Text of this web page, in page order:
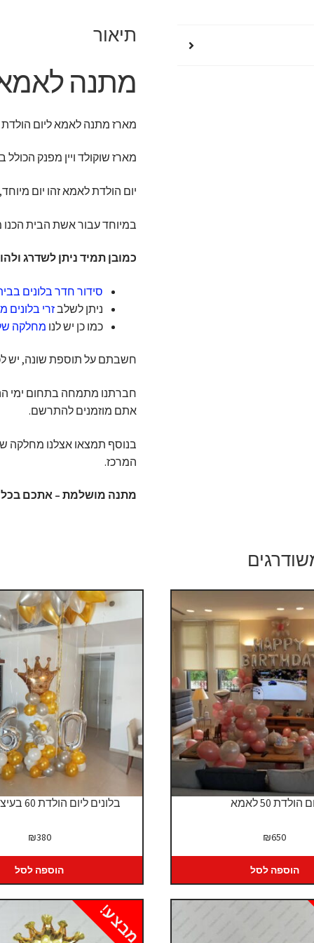
תיאור
מתנה לאמא
מארז מתנה לאמא ליום
מארז שוקולד ויין מפנק
יום הולדת לאמא זהו יום
במיוחד עבור אשת הבית הכנו
כמובן תמיד ניתן לשדרג
סידור חדר בלונים
ניתן לשלבזרי בלונים
כמו כן יש לנו מחלקה
חשבתם על תוספת שונה, יש
חברתנו מתמחה בתחום ימי
אתם מוזמנים להתרשם.
בנוסף תמצאו אצלנו מחלקה
המרכז.
מתנה מושלמת – אתכם בכל
הולדת 50 לאמא
₪650
הוספה לסל
בלונים ליום הולדת 60 בעיצוב קלאסי
₪380
הוספה לסל
מבצע!